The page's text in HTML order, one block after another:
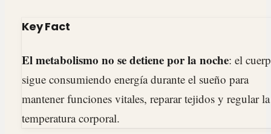
Key Fact
El metabolismo no se detiene por la noche: el
sigue consumiendo energía durante el sueño para
mantener funciones vitales, reparar tejidos y regular la
temperatura corporal.